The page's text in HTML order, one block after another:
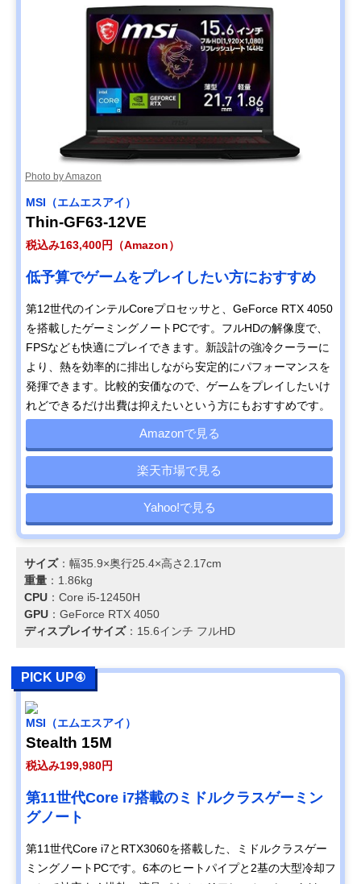
Photo by Amazon
MSI（エムエスアイ）
Thin-GF63-12VE
税込み163,400円（Amazon）
低予算でゲームをプレイしたい方におすすめ
第12世代のインテルCoreプロセッサと、GeForce RTX 4050
を搭載したゲーミングノートPCです。フルHDの解像度で、
FPSなども快適にプレイできます。新設計の強冷クーラーに
より、熱を効率的に排出しながら安定的にパフォーマンスを
発揮できます。比較的安価なので、ゲームをプレイしたいけ
れどできるだけ出費は抑えたいという方にもおすすめです。
Amazonで見る
楽天市場で見る
Yahoo!で見る
サイズ：幅35.9×奥行25.4×高さ2.17cm
重量 ：1.86kg
CPU ：Core i5-12450H
GPU ：GeForce RTX 4050
ディスプレイサイズ：15.6インチ フルHD
PICK UP④
MSI（エムエスアイ）
Stealth 15M
税込み199,980円
第11世代Core i7搭載のミドルクラスゲーミン
グノート
第11世代Core i7とRTX3060を搭載した、ミドルクラスゲー
ミングノートPCです。6本のヒートパイプと2基の大型冷却フ